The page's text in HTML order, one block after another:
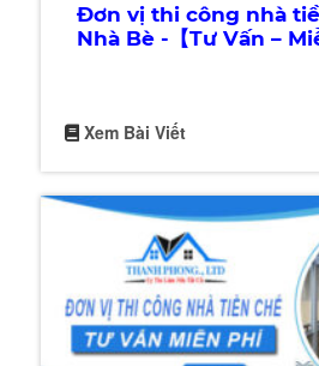
Đơn vị thi công nhà
Nhà Bè -【Tư Vấn –
Xem Bài Viết